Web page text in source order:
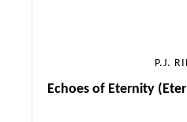
P.J.
Echoes of Eternity